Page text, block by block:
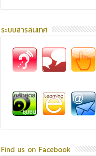
ระบบสารสนเทศ
Find us on Facebook